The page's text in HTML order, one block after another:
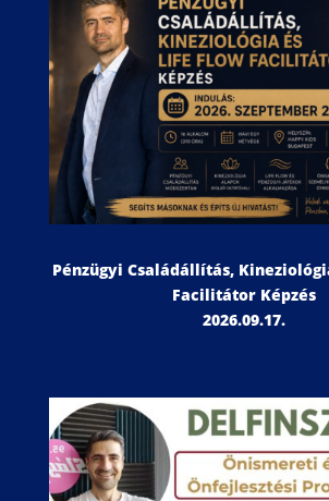
Pénzügyi Családállítás,
Facilitátor Képzés
2026.09.17.